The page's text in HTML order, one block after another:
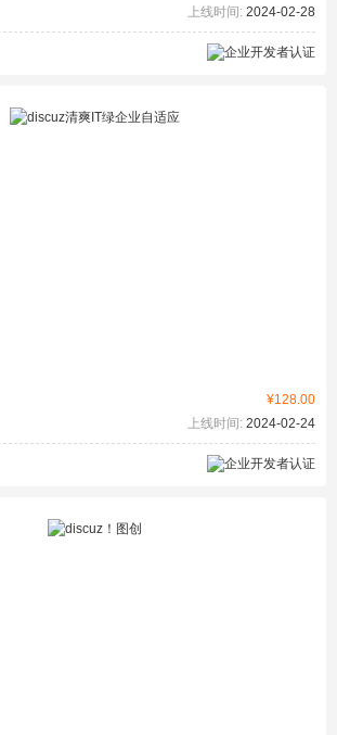
上线时间: 2024-02-28
¥128.00
上线时间: 2024-02-24